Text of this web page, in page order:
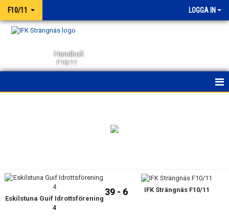
F10/11 LOGGA IN
Handboll
F10/11
Eskilstuna Guif Idrottsförening
4
39 - 6 IFK Strängnäs F10/11